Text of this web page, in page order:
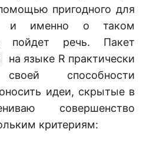
пригодного для
и именно о таком
пойдет речь. Пакет
на языке R практически
способности
идеи, скрытые в
совершенство
критериям: